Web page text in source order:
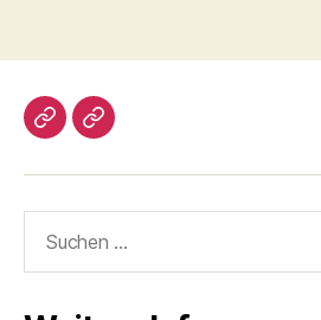
Impressum/DatSchutz
Beliebte
nach: